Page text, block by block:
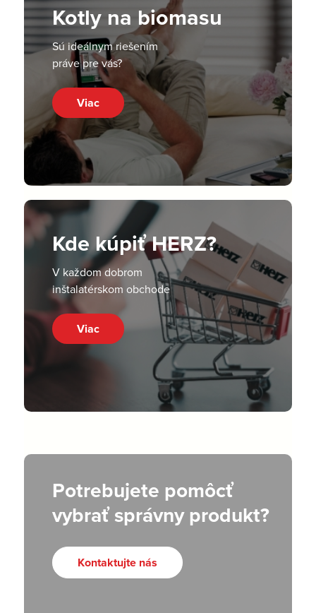
Kotly na biomasu
Sú ideálnym riešením
práve pre vás?
Viac
Kde kúpiť HERZ?
V každom dobrom
inštalatérskom obchode
Viac
Potrebujete pomôcť
vybrať správny produkt?
Kontaktujte nás